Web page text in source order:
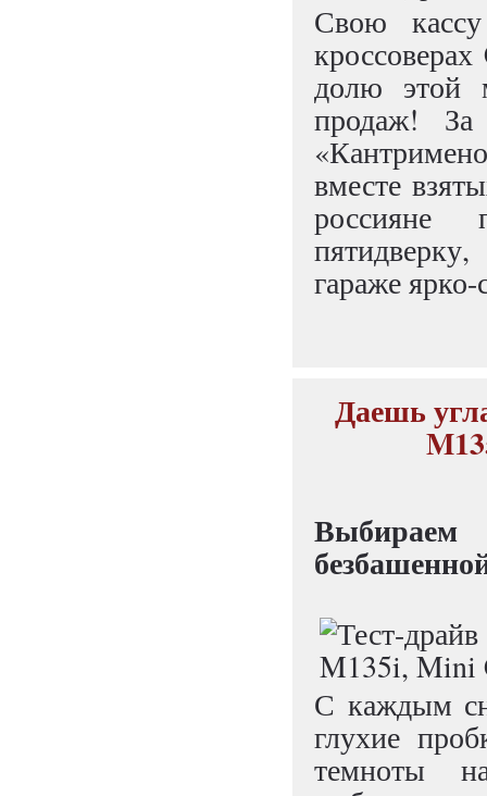
Свою
долю этой
продаж!
вместе
россияне
гараже
Даешь
С каждым
глухие
темноты